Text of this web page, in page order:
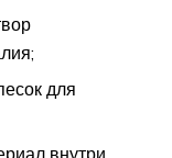
для
внутри